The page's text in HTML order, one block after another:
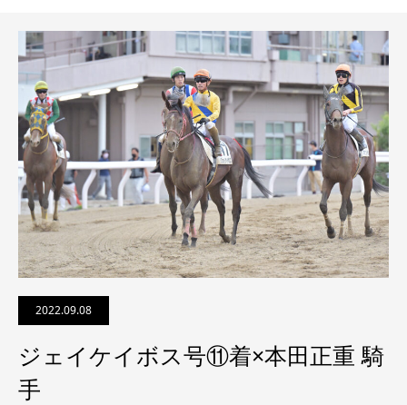
2022.09.08
ジェイケイボス号⑪着×本田正重 騎
手